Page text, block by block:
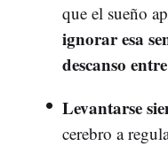
que el sueño
ignorar esa
descanso
Levantarse
cerebro a